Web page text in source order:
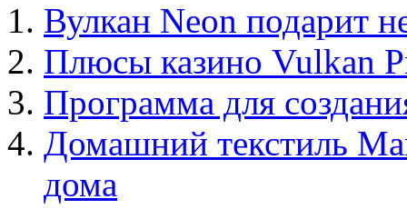
Вулкан Neon подарит
Плюсы казино Vulkan
Программа для
Домашний текстиль
дома